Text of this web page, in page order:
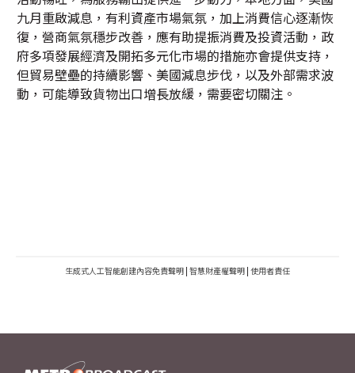
九月重啟減息，有利資產市場氣氛，加上消費信心逐漸恢
復，營商氣氛穩步改善，應有助提振消費及投資活動，政
府多項發展經濟及開拓多元化市場的措施亦會提供支持，
但貿易壁壘的持續影響、美國減息步伐，以及外部需求波
動，可能導致貨物出口增長放緩，需要密切關注。
生成式人工智能創建內容免責聲明 | 智慧財產權聲明 | 使用者責任